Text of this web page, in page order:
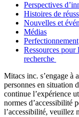
Perspectives
Histoires de
Nouvelles et
Médias
Perfectionnement
Ressources pour
recherche
Mitacs inc. s’engage à
personnes en situation
continue l’expérience
normes d’accessibilité
l’accessibilité, veuillez